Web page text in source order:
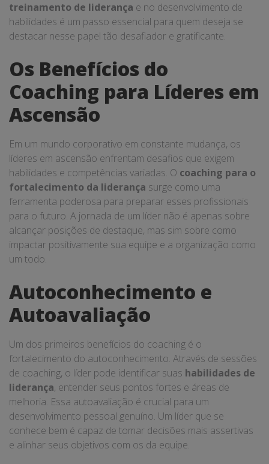
treinamento de liderança e no desenvolvimento de
habilidades é um passo essencial para quem deseja se
destacar nesse papel tão desafiador e gratificante.
Os Benefícios do
Coaching para Líderes em
Ascensão
Em um mundo corporativo em constante mudança, os
líderes em ascensão enfrentam desafios que exigem
habilidades e competências variadas. O coaching para o
fortalecimento da liderança surge como uma
ferramenta poderosa para preparar esses profissionais
para o futuro. A jornada de um líder não é apenas sobre
alcançar posições de destaque, mas sim sobre como
impactar positivamente sua equipe e a organização como
um todo.
Autoconhecimento e
Autoavaliação
Um dos primeiros benefícios do coaching é o
fortalecimento do autoconhecimento. Através de sessões
de coaching, o líder pode identificar suas habilidades de
liderança, entender seus pontos fortes e áreas de
melhoria. Essa autoavaliação é crucial para um
desenvolvimento pessoal genuíno. Um líder que se
conhece bem é capaz de tomar decisões mais assertivas
e alinhar seus objetivos com os da equipe.